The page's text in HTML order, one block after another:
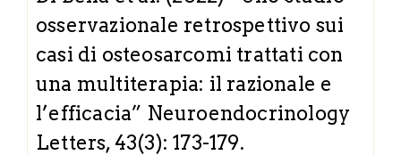
osservazionale retrospettivo sui
casi di osteosarcomi trattati con
una multiterapia: il razionale e
l’efficacia” Neuroendocrinology
Letters, 43(3): 173-179.